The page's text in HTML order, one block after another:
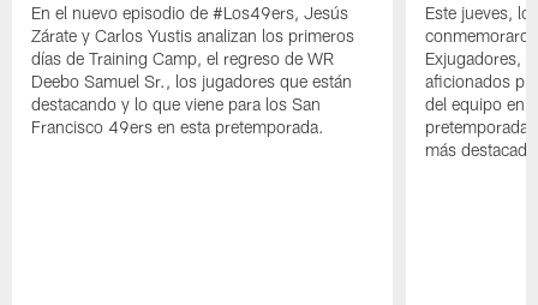
En el nuevo episodio de #Los49ers, Jesús
Zárate y Carlos Yustis analizan los primeros
días de Training Camp, el regreso de WR
Deebo Samuel Sr., los jugadores que están
destacando y lo que viene para los San
Francisco 49ers en esta pretemporada.
Este jueves,
Exjugadores,
aficionados
del equipo en
pretemporada
más